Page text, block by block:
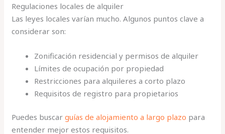
Regulaciones locales de alquiler
Las leyes locales varían mucho. Algunos puntos clave a
considerar son:
Zonificación residencial y permisos de alquiler
Límites de ocupación por propiedad
Restricciones para alquileres a corto plazo
Requisitos de registro para propietarios
Puedes buscarguías de alojamiento a largo plazo para
entender mejor estos requisitos.